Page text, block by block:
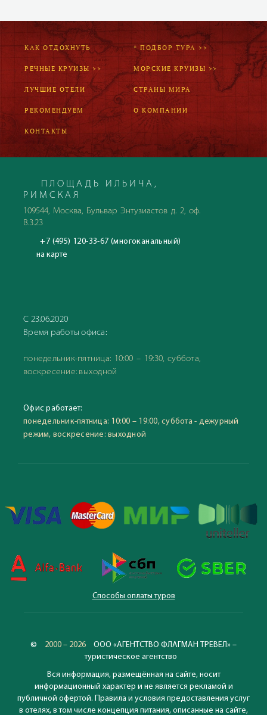
КАК ОТДОХНУТЬ * ПОДБОР ТУРА >>
РЕЧНЫЕ КРУИЗЫ >> МОРСКИЕ КРУИЗЫ >>
ЛУЧШИЕ ОТЕЛИ СТРАНЫ МИРА
РЕКОМЕНДУЕМ О КОМПАНИИ
КОНТАКТЫ
ПЛОЩАДЬ ИЛЬИЧА,
РИМСКАЯ
109544, Москва, Бульвар Энтузиастов д. 2, оф.
В.3.23
+7 (495) 120-33-67 (многоканальный)
на карте
С 23.06.2020
Время работы офиса:
понедельник-пятница: 10:00 – 19:30, суббота,
воскресение: выходной
Офис работает:
понедельник-пятница: 10:00 – 19:00, суббота - дежурный
режим, воскресение: выходной
Способы оплаты туров
© 2000 – 2026
ООО «АГЕНТСТВО ФЛАГМАН ТРЕВЕЛ» –
туристическое агентство
Вся информация, размещённая на сайте, носит
информационный характер и не является рекламой и
публичной офертой. Правила и условия предоставления услуг
в отелях, в том числе концепция питания, описанные на сайте,